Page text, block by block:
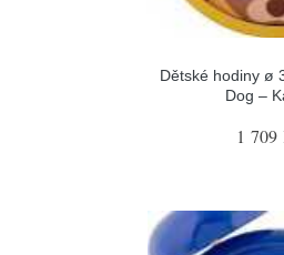
Dětské hodiny ø
Dog –
1